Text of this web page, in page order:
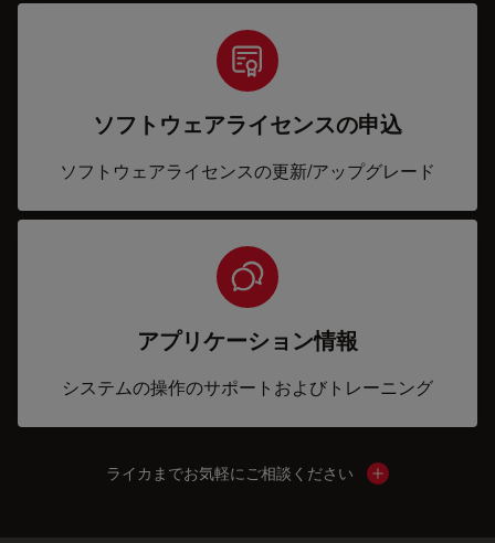
ソフトウェアライセンスの申込
ソフトウェアライセンスの更新/アップグレード
アプリケーション情報
システムの操作のサポートおよびトレーニング
ライカまでお気軽にご相談ください Show local